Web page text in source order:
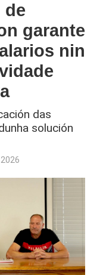
de
garante
nin
das
solución